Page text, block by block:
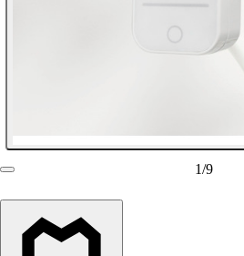
1/9